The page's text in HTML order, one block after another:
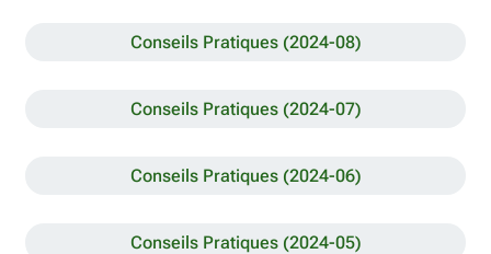
Conseils Pratiques (2024-08)
Conseils Pratiques (2024-07)
Conseils Pratiques (2024-06)
Conseils Pratiques (2024-05)